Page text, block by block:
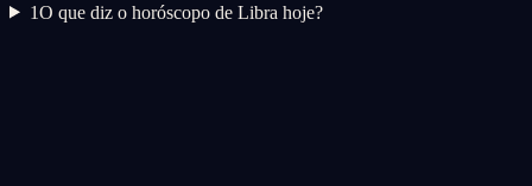
1O que diz o horóscopo de Libra hoje?